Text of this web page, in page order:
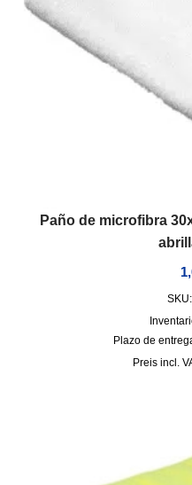
Paño de microfibra
Plazo de
incl.